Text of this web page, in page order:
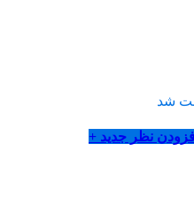
شد
نظر جدید +